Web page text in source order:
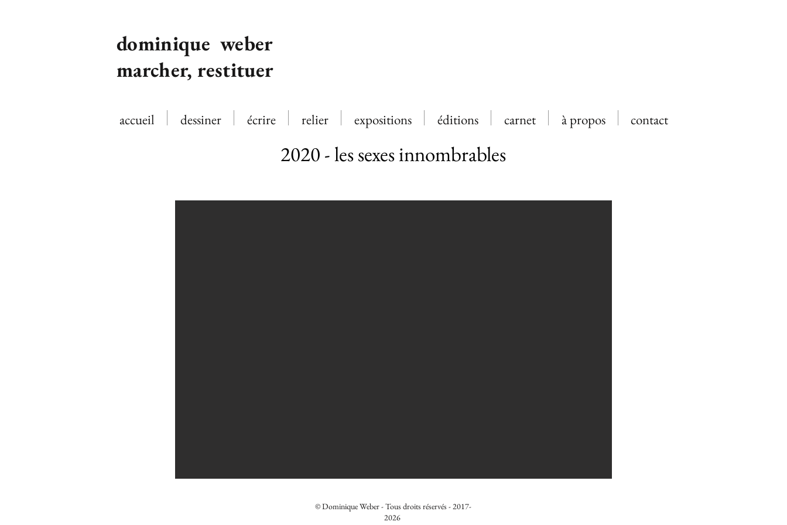
dominique weber
marcher, restituer
accueil dessiner écrire relier expositions éditions carnet à propos contact
2020 - les sexes innombrables
© Dominique Weber - Tous droits réservés - 2017-
2026